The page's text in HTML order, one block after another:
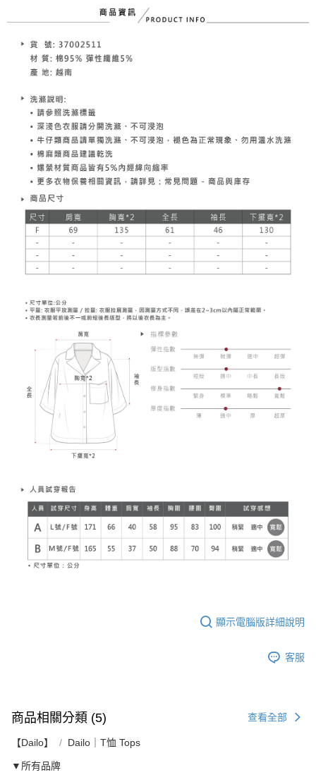
顯示電腦版詳細說明
客服
商品相關分類 (5) 查看全部
【Dailo】 Dailo｜T恤 Tops
▼所有品牌